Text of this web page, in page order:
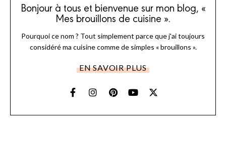
Bonjour à tous et bienvenue sur mon blog, «
Mes brouillons de cuisine ».
Pourquoi ce nom ? Tout simplement parce que j'ai toujours
considéré ma cuisine comme de simples « brouillons ».
EN SAVOIR PLUS